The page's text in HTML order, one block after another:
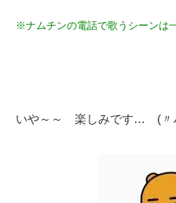
※ナムチンの電話で歌うシーン
いや～～ 楽しみです… (〃